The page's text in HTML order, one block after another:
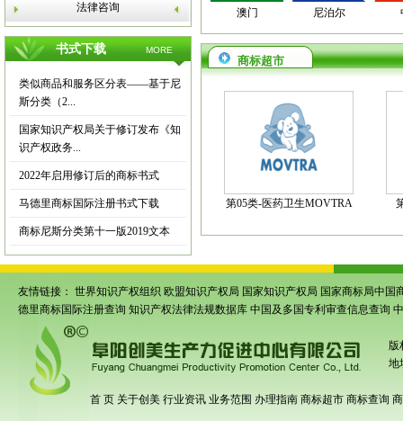
法律咨询
书式下载 MORE
类似商品和服务区分表——基于尼
斯分类（2...
国家知识产权局关于修订发布《知
识产权政务...
2022年启用修订后的商标书式
马德里商标国际注册书式下载
商标尼斯分类第十一版2019文本
澳门 尼泊尔
商标超市
第05类-医药卫生MOVTRA
友情链接： 世界知识产权组织 欧盟知识产权局 国家知识产权局 国家商标局中国
德里商标国际注册查询 知识产权法律法规数据库 中国及多国专利审查信息查询
版
地
首 页 关于创美 行业资讯 业务范围 办理指南 商标超市 商标查询